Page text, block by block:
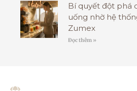
Bí quyết đột phá
uống nhờ hệ
Zumex
Đọc thêm »